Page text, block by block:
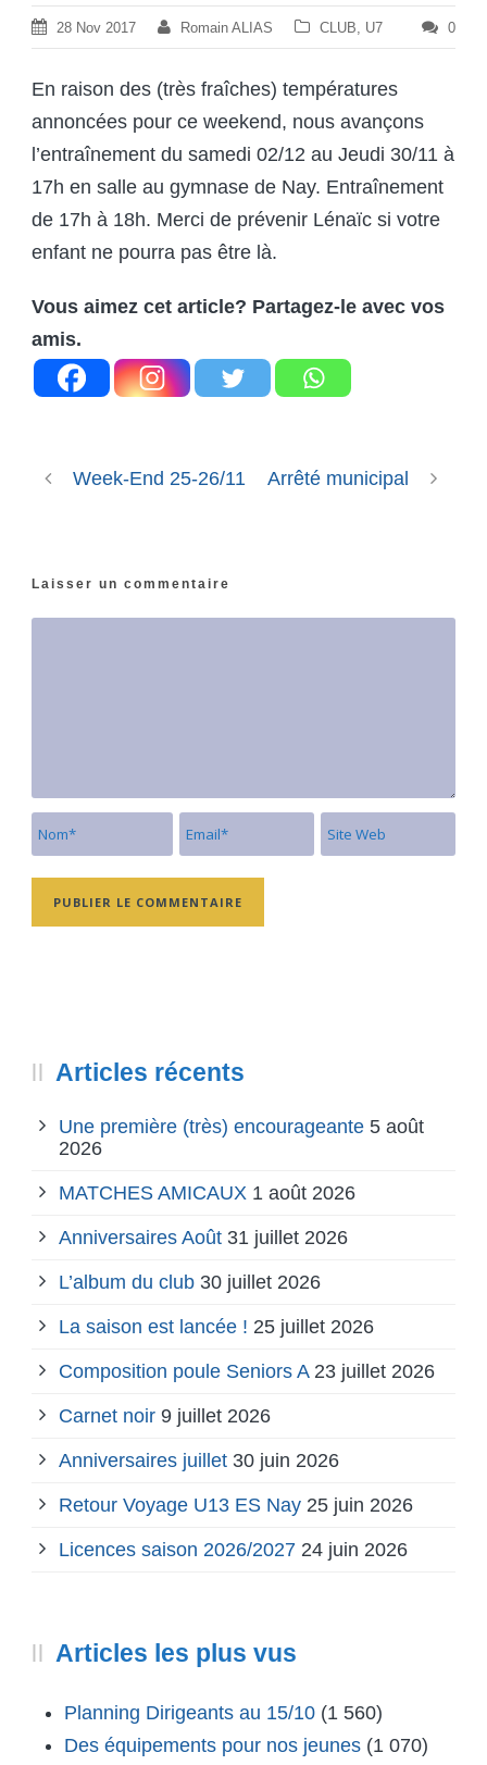
28 Nov 2017 Romain ALIAS CLUB U7 0
En raison des (très fraîches) températures
annoncées pour ce weekend, nous avançons
l’entraînement du samedi 02/12 au Jeudi 30/11 à
17h en salle au gymnase de Nay. Entraînement
de 17h à 18h. Merci de prévenir Lénaïc si votre
enfant ne pourra pas être là.
Vous aimez cet article? Partagez-le avec vos
amis.
Week-End 25-26/11 Arrêté municipal
Laisser un commentaire
Articles récents
Une première (très) encourageante 5 août
2026
MATCHES AMICAUX 1 août 2026
Anniversaires Août 31 juillet 2026
L’album du club 30 juillet 2026
La saison est lancée ! 25 juillet 2026
Composition poule Seniors A 23 juillet 2026
Carnet noir 9 juillet 2026
Anniversaires juillet 30 juin 2026
Retour Voyage U13 ES Nay 25 juin 2026
Licences saison 2026/2027 24 juin 2026
Articles les plus vus
Planning Dirigeants au 15/10 (1 560)
Des équipements pour nos jeunes (1 070)